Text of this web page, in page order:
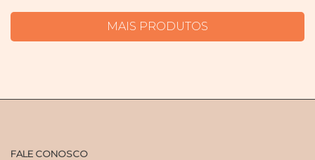
MAIS PRODUTOS
FALE CONOSCO